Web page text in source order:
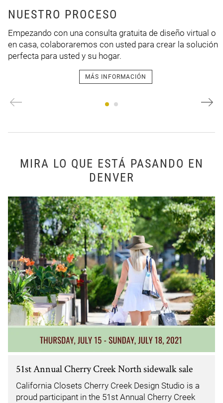
NUESTRO PROCESO
Empezando con una consulta gratuita de diseño virtual o
en casa, colaboraremos con usted para crear la solución
perfecta para usted y su hogar.
MÁS INFORMACIÓN
MIRA LO QUE ESTÁ PASANDO EN
DENVER
51st Annual Cherry Creek North sidewalk sale
California Closets Cherry Creek Design Studio is a
proud participant in the 51st Annual Cherry Creek